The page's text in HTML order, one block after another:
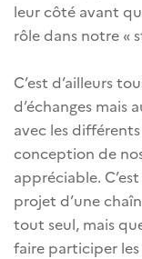
leur côté avant
rôle dans notre «
C’est d’ailleurs
d’échanges mais
avec les
conception de
appréciable.
projet d’une
tout seul, mais
faire participer